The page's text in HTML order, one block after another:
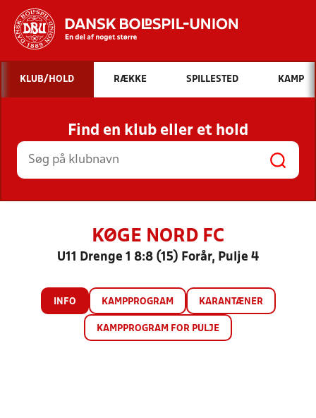
Hvad vil du søge efter?
INDHOLD OG NYHEDER
STILLINGER, RESULTATER, KLUBBER OG
HOLD
KLUB/HOLD RÆKKE SPILLESTED KAMP
Find en klub eller et hold
KØGE NORD FC
U11 Drenge 1 8:8 (15) Forår, Pulje 4
INFO KAMPPROGRAM KARANTÆNER
KAMPPROGRAM FOR PULJE